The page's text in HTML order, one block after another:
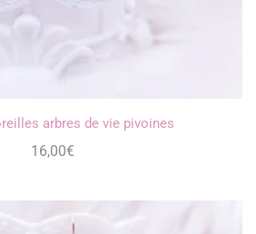
arbres de vie pivoines
16,00€